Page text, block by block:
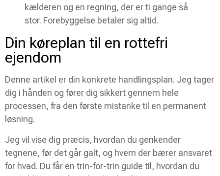
kælderen og en regning, der er ti gange så
stor. Forebyggelse betaler sig altid.
Din køreplan til en rottefri
ejendom
Denne artikel er din konkrete handlingsplan. Jeg tager
dig i hånden og fører dig sikkert gennem hele
processen, fra den første mistanke til en permanent
løsning.
Jeg vil vise dig præcis, hvordan du genkender
tegnene, før det går galt, og hvem der bærer ansvaret
for hvad. Du får en trin-for-trin guide til, hvordan du